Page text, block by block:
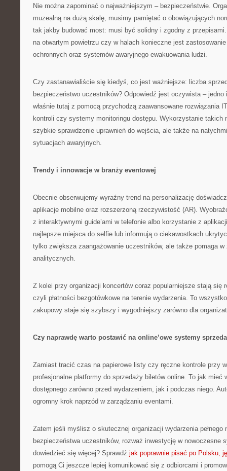
Nie można zapominać o najważniejszym – bezpieczeństwie.
muzealną na dużą skalę, musimy pamiętać o obowiązujących
tak jakby budować most: musi być solidny i zgodny z
na otwartym powietrzu czy w halach konieczne jest
ochronnych oraz systemów awaryjnego ewakuowania ludzi.
Czy zastanawialiście się kiedyś, co jest ważniejsze: liczba
bezpieczeństwo uczestników? Odpowiedź jest oczywista –
właśnie tutaj z pomocą przychodzą zaawansowane rozwiązania
kontroli czy systemy monitoringu dostępu. Wykorzystanie takich
szybkie sprawdzenie uprawnień do wejścia, ale także na
sytuacjach awaryjnych.
Trendy i innowacje w branży eventowej
Obecnie obserwujemy wyraźny trend na personalizację
aplikacje mobilne oraz rozszerzoną rzeczywistość (AR).
z interaktywnymi guide’ami w telefonie albo korzystanie z
najlepsze miejsca do selfie lub informują o ciekawostkach
tylko zwiększa zaangażowanie uczestników, ale także pomaga
analitycznych.
Z kolei przy organizacji koncertów coraz popularniejsze stają się
czyli płatności bezgotówkowe na terenie wydarzenia. To
zakupowy staje się szybszy i wygodniejszy zarówno dla
Czy naprawdę warto postawić na online’owe systemy
Zamiast tracić czas na papierowe listy czy ręczne kontrole przy
profesjonalne platformy do sprzedaży biletów online. To jak mieć
dostępnego zarówno przed wydarzeniem, jak i podczas niego.
ogromny krok naprzód w zarządzaniu eventami.
Zatem jeśli myślisz o skutecznej organizacji wydarzenia pełnego
bezpieczeństwa uczestników, rozważ inwestycję w nowoczesne
dowiedzieć się więcej? Sprawdź jak poprawnie pisać po Polsku,
pomogą Ci jeszcze lepiej komunikować się z odbiorcami i